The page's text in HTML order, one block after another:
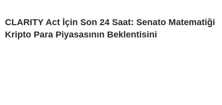
CLARITY Act İçin Son 24 Saat: Senato Matematiği
Kripto Para Piyasasının Beklentisini